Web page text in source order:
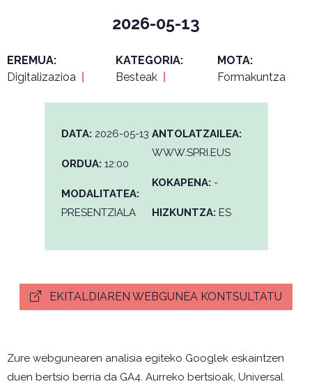
2026-05-13
EREMUA:
Digitalizazioa
KATEGORIA:
Besteak
MOTA:
Formakuntza
DATA: 2026-05-13
ORDUA: 12:00
MODALITATEA:
PRESENTZIALA
ANTOLATZAILEA:
WWW.SPRI.EUS
KOKAPENA: -
HIZKUNTZA: ES
EKITALDIAREN WEBGUNEA KONTSULTATU
Zure webgunearen analisia egiteko Googlek eskaintzen
duen bertsio berria da GA4. Aurreko bertsioak, Universal